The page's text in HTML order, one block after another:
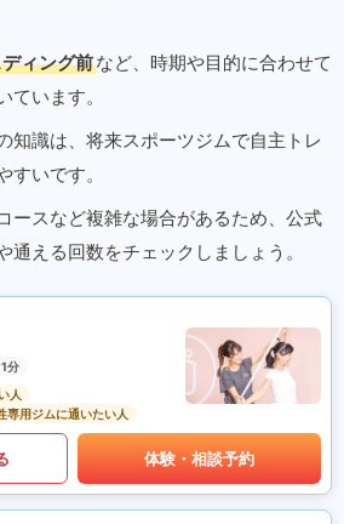
ィング前など、時期や目的に合わせて
います。
知識は、将来スポーツジムで自主トレ
すいです。
ースなど複雑な場合があるため、公式
通える回数をチェックしましょう。
分
人
専用ジムに通いたい人
体験・相談予約